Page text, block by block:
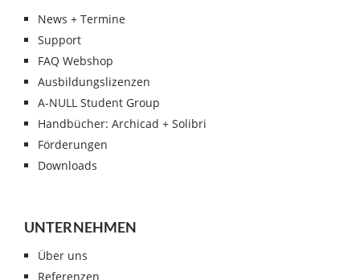
News + Termine
Support
FAQ Webshop
Ausbildungslizenzen
A-NULL Student Group
Handbücher: Archicad + Solibri
Förderungen
Downloads
UNTERNEHMEN
Über uns
Referenzen